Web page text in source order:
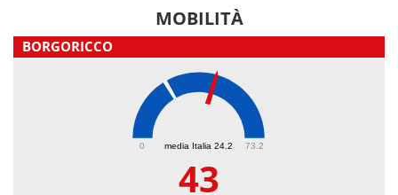
MOBILITÀ
BORGORICCO
media Italia 24.2
0 73.2
43